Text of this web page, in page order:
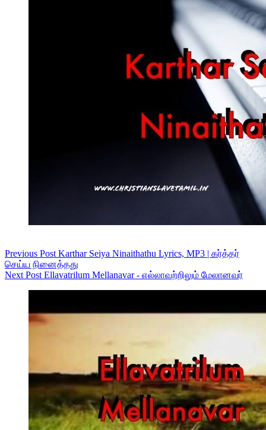
Previous Post Karthar Seiya Ninaithathu Lyrics, MP3 | கர்த்தர்
செய்ய நினைத்தது
Next Post Ellavatrilum Mellanavar - எல்லாவற்றிலும் மேலானவர்